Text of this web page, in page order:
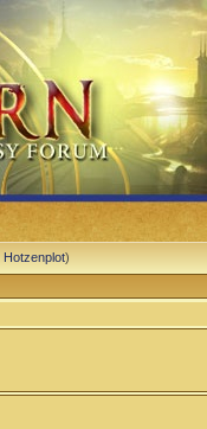
Hotzenplot)